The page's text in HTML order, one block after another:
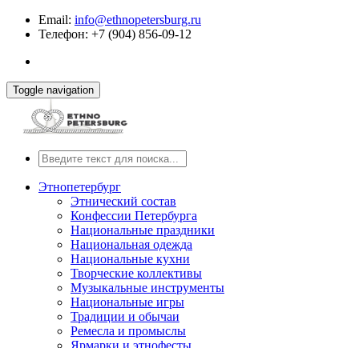
Email: info@ethnopetersburg.ru
Телефон: +7 (904) 856-09-12
Toggle navigation
Этнопетербург
Этнический состав
Конфессии Петербурга
Национальные праздники
Национальная одежда
Национальные кухни
Творческие коллективы
Музыкальные инструменты
Национальные игры
Традиции и обычаи
Ремесла и промыслы
Ярмарки и этнофесты